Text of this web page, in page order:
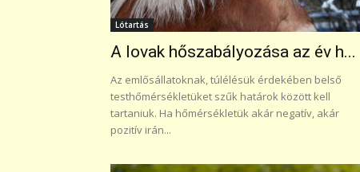
Lótartás
A lovak hőszabályozása az év h...
Az emlősállatoknak, túlélésük érdekében belső
testhőmérsékletüket szűk határok között kell
tartaniuk. Ha hőmérsékletük akár negatív, akár
pozitív irán...